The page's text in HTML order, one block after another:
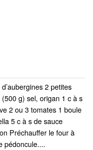
2 petites
g) sel, origan 1 c à s
2 ou 3 tomates 1 boule
5 c à s de sauce
Préchauffer le four à
pédoncule....